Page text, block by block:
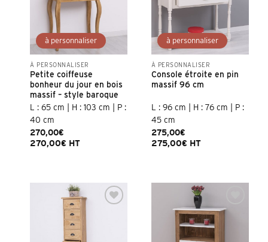
À PERSONNALISER
Petite coiffeuse
bonheur du jour en bois
massif – style baroque
L : 65 cm | H : 103 cm | P :
40 cm
270,00€
270,00€ HT
À PERSONNALISER
Console étroite en pin
massif 96 cm
L : 96 cm | H : 76 cm | P :
45 cm
275,00€
275,00€ HT